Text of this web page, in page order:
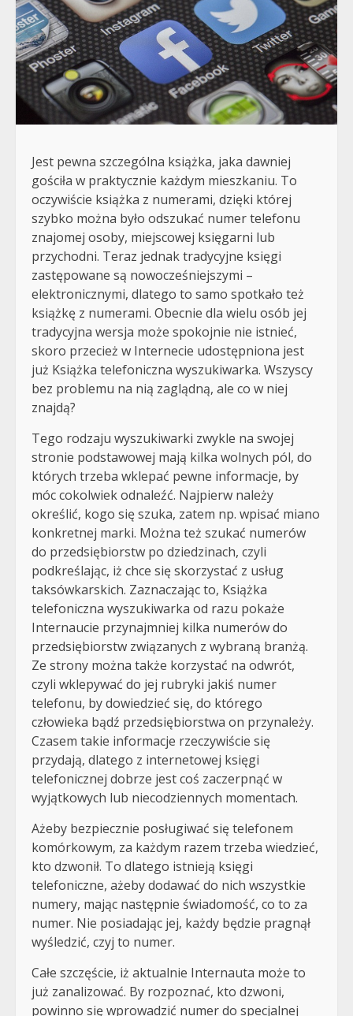
Jest pewna szczególna książka, jaka dawniej
gościła w praktycznie każdym mieszkaniu. To
oczywiście książka z numerami, dzięki której
szybko można było odszukać numer telefonu
znajomej osoby, miejscowej księgarni lub
przychodni. Teraz jednak tradycyjne księgi
zastępowane są nowocześniejszymi –
elektronicznymi, dlatego to samo spotkało też
książkę z numerami. Obecnie dla wielu osób jej
tradycyjna wersja może spokojnie nie istnieć,
skoro przecież w Internecie udostępniona jest
już Książka telefoniczna wyszukiwarka. Wszyscy
bez problemu na nią zaglądną, ale co w niej
znajdą?
Tego rodzaju wyszukiwarki zwykle na swojej
stronie podstawowej mają kilka wolnych pól, do
których trzeba wklepać pewne informacje, by
móc cokolwiek odnaleźć. Najpierw należy
określić, kogo się szuka, zatem np. wpisać miano
konkretnej marki. Można też szukać numerów
do przedsiębiorstw po dziedzinach, czyli
podkreślając, iż chce się skorzystać z usług
taksówkarskich. Zaznaczając to, Książka
telefoniczna wyszukiwarka od razu pokaże
Internaucie przynajmniej kilka numerów do
przedsiębiorstw związanych z wybraną branżą.
Ze strony można także korzystać na odwrót,
czyli wklepywać do jej rubryki jakiś numer
telefonu, by dowiedzieć się, do którego
człowieka bądź przedsiębiorstwa on przynależy.
Czasem takie informacje rzeczywiście się
przydają, dlatego z internetowej księgi
telefonicznej dobrze jest coś zaczerpnąć w
wyjątkowych lub niecodziennych momentach.
Ażeby bezpiecznie posługiwać się telefonem
komórkowym, za każdym razem trzeba wiedzieć,
kto dzwonił. To dlatego istnieją księgi
telefoniczne, ażeby dodawać do nich wszystkie
numery, mając następnie świadomość, co to za
numer. Nie posiadając jej, każdy będzie pragnął
wyśledzić, czyj to numer.
Całe szczęście, iż aktualnie Internauta może to
już zanalizować. By rozpoznać, kto dzwoni,
powinno się wprowadzić numer do specjalnej